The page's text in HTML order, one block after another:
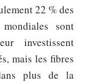
22 % des
sont
investissent
mais les fibres
plus de la